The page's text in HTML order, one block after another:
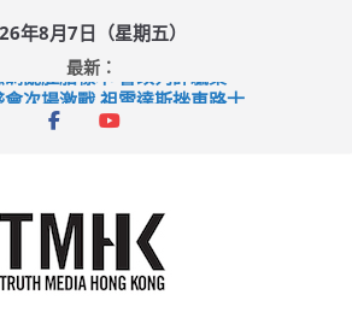
年8月7日（星期五）
最新：
調亂胚胎樣本 警改列詐騙案
會次場激戰 祖雲達斯挫車路士
大增七成 國泰：下半年油價續波動